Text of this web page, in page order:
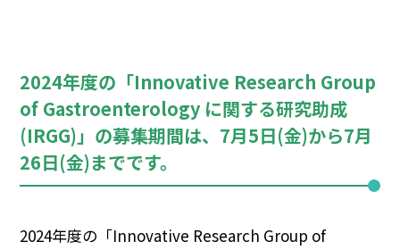
2024年度の「Innovative Research Group
of Gastroenterology に関する研究助成
(IRGG)」の募集期間は、7月5日(金)から7月
26日(金)までです。
2024年度の「Innovative Research Group of